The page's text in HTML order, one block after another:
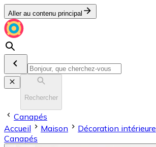
Aller au contenu principal
Rechercher
Canapés
Accueil
Maison Décoration intérieure
Canapés